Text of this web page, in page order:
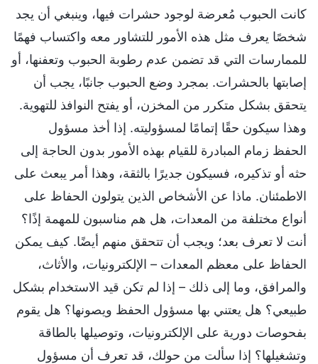
كانت الحبوب مُعرضة لوجود حشرات فيها، وينبغي أن يجد
شخصًا يعرف مثل هذه الأمور للتشاور معه واكتساب فهمًا
للممارسات التي قد تضمن عدم رطوبة الحبوب وتعفنها، أو
إصابتها بالحشرات. بمجرد وضع الحبوب جانبًا، يجب أن
يتحقق بشكل متكرر من المخزن، أو يفتح النوافذ للتهوية.
وهذا سيكون حقًا إتمامًا لمسؤوليته. إذا أخذ مسؤول
الحفظ زمام المبادرة للقيام بهذه الأمور بدون الحاجة إلى
حثه أو تذكيره، فسيكون جديرًا بالثقة، وهذا أمر يبعث على
الاطمئنان. ماذا عن الأشخاص الذين يتولون الحفاظ على
أنواع مختلفة من المعدات، هل هم مناسبون للمهمة إذًا؟
أنت لا تعرف بعد؛ ويجب أن تتحقق منهم أيضًا. كيف يمكن
الحفاظ على معظم المعدات – الإلكترونيات، والأثاث،
والمرافق، وما إلى ذلك – إذا لم تكن قيد الاستخدام بشكل
طبيعي؟ هل يعتني بها مسؤول الحفظ ويصونها؟ هل يقوم
بفحوصات دورية على الإلكترونيات، وتوصيلها بالطاقة
وتشغيلها؟ إذا سألت من حولك، قد تعرف أن مسؤول